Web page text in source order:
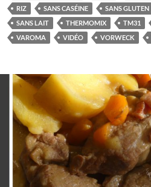
RIZ
SANS CASÉINE SANS GLUTEN
SANS LAIT
THERMOMIX TM31
VAROMA
VIDÉO VORWECK